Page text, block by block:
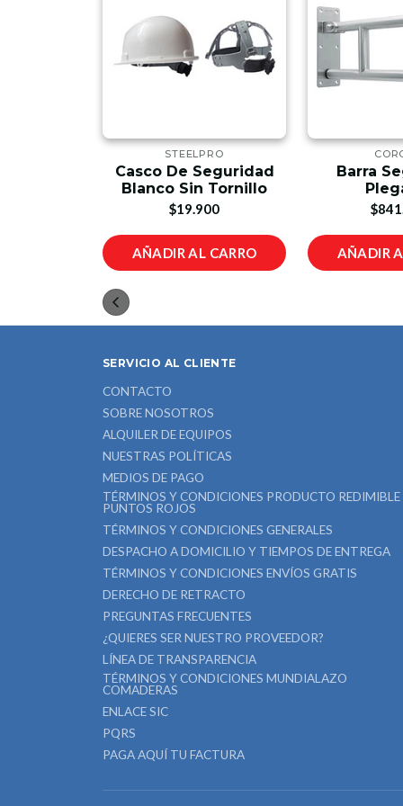
STEELPRO
Casco De Seguridad
Blanco Sin Tornillo
$19.900
AÑADIR AL CARRO
Barra
AÑADIR
SERVICIO AL CLIENTE
CONTACTO
SOBRE NOSOTROS
ALQUILER DE EQUIPOS
NUESTRAS POLÍTICAS
MEDIOS DE PAGO
TÉRMINOS Y CONDICIONES PRODUCTO REDIMIBLE
PUNTOS ROJOS
TÉRMINOS Y CONDICIONES GENERALES
DESPACHO A DOMICILIO Y TIEMPOS DE ENTREGA
TÉRMINOS Y CONDICIONES ENVÍOS GRATIS
DERECHO DE RETRACTO
PREGUNTAS FRECUENTES
¿QUIERES SER NUESTRO PROVEEDOR?
LÍNEA DE TRANSPARENCIA
TÉRMINOS Y CONDICIONES MUNDIALAZO
COMADERAS
ENLACE SIC
PQRS
PAGA AQUÍ TU FACTURA